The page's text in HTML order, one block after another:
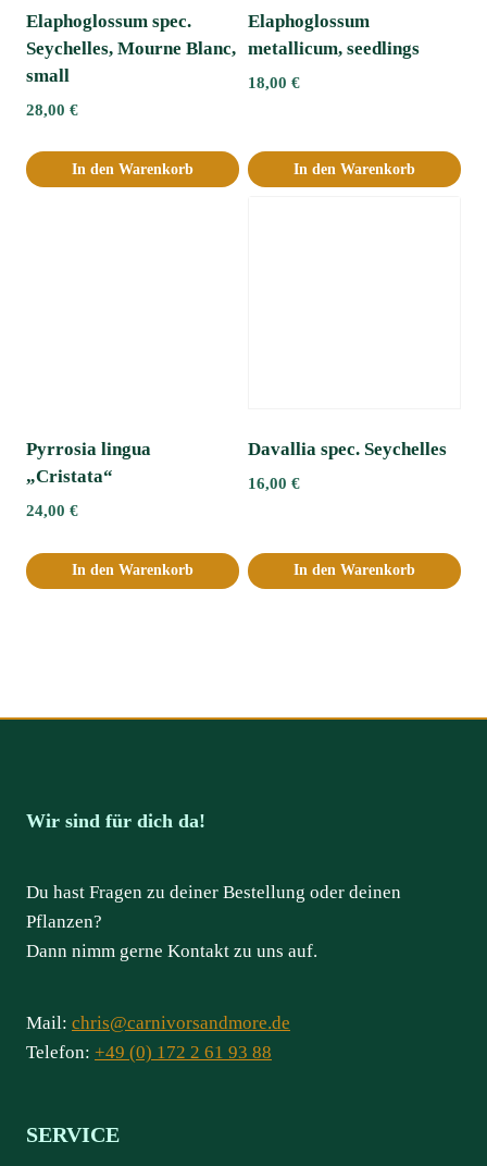
Elaphoglossum spec.
Seychelles, Mourne Blanc,
small
28,00 €
In den Warenkorb
Elaphoglossum
metallicum, seedlings
18,00 €
In den Warenkorb
Pyrrosia lingua
„Cristata“
24,00 €
In den Warenkorb
Davallia spec. Seychelles
16,00 €
In den Warenkorb
Wir sind für dich da!
Du hast Fragen zu deiner Bestellung oder deinen
Pflanzen?
Dann nimm gerne Kontakt zu uns auf.
Mail: chris@carnivorsandmore.de
Telefon: +49 (0) 172 2 61 93 88
SERVICE